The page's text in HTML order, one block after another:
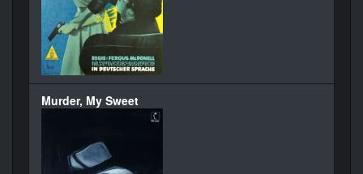
Murder, My Sweet